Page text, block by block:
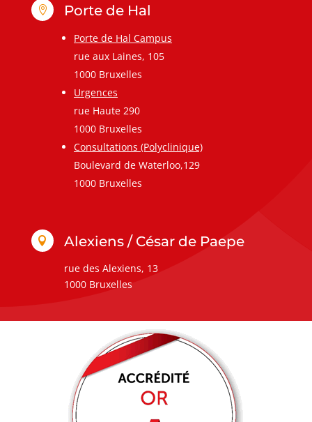
 Porte de Hal
Porte de Hal Campus
rue aux Laines, 105
1000 Bruxelles
Urgences
rue Haute 290
1000 Bruxelles
Consultations (Polyclinique)
Boulevard de Waterloo,129
1000 Bruxelles
 Alexiens / César de Paepe
rue des Alexiens, 13
1000 Bruxelles